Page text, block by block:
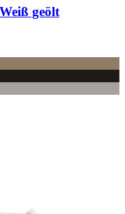
geölt